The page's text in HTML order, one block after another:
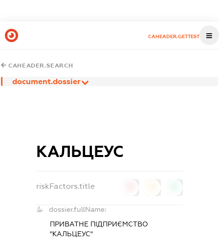
CAHEADER.GETTEST
CAHEADER.SEARCH
document.dossier
КАЛЬЦЕУС
riskFactors.title
dossier.fullName:
ПРИВАТНЕ ПІДПРИЄМСТВО
"КАЛЬЦЕУС"